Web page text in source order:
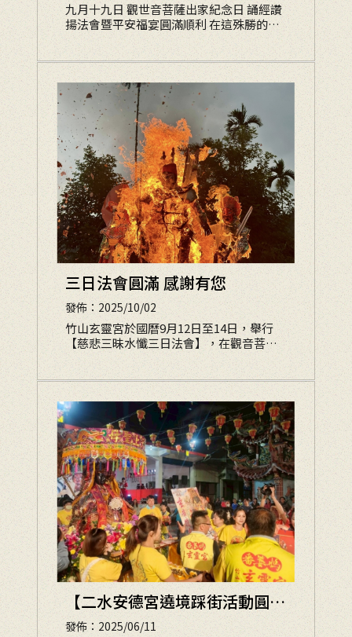
九月十九日 觀世音菩薩出家紀念日 誦經讚
揚法會暨平安福宴圓滿順利 在這殊勝的日
子裡，玄靈宮舉辦農曆九月十九日「觀世
音菩薩出家紀念日」平安福宴與誦經讚揚
活動。法會莊嚴隆重，香煙裊裊、梵音繚
繞，現場信
三日法會圓滿 感謝有您
發佈：2025/10/02
竹山玄靈宮於國曆9月12日至14日，舉行
【慈悲三昧水懺三日法會】，在觀音菩薩
慈悲光明的庇佑下，圓滿落幕。
【二水安德宮遶境踩街活動圓
滿】
發佈：2025/06/11